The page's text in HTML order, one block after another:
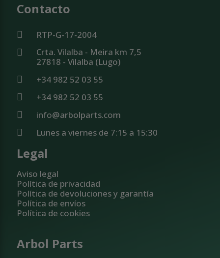
Contacto
RTP-G-17-2004
Crta. Vilalba - Meira km 7,5
27818 - Vilalba (Lugo)
+34 982 52 03 55
+34 982 52 03 55
info@arbolparts.com
Lunes a viernes de 7:15 a 15:30
Legal
Aviso legal
Política de privacidad
Política de devoluciones y garantía
Política de envíos
Política de cookies
Arbol Parts